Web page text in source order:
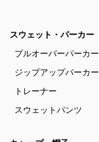
スウェット・パーカー
プルオーバーパーカー
ジップアップパーカー
トレーナー
スウェットパンツ